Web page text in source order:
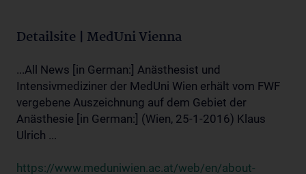
Detailsite | MedUni Vienna
...All News [in German:] Anästhesist und
Intensivmediziner der MedUni Wien erhält vom FWF
vergebene Auszeichnung auf dem Gebiet der
Anästhesie [in German:] (Wien, 25-1-2016) Klaus
Ulrich ...
https://www.meduniwien.ac.at/web/en/about-